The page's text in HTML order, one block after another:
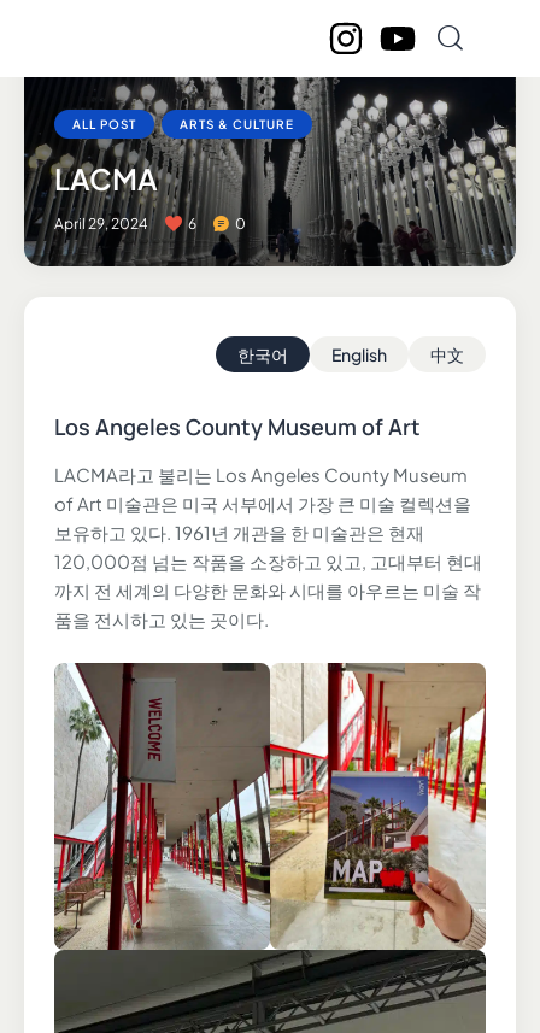
ALL POST ARTS & CULTURE
LACMA
April 29, 2024 6 0
한국어 English 中文
Los Angeles County Museum of Art
LACMA라고 불리는 Los Angeles County Museum
of Art 미술관은 미국 서부에서 가장 큰 미술 컬렉션을
보유하고 있다. 1961년 개관을 한 미술관은 현재
120,000점 넘는 작품을 소장하고 있고, 고대부터 현대
까지 전 세계의 다양한 문화와 시대를 아우르는 미술 작
품을 전시하고 있는 곳이다.